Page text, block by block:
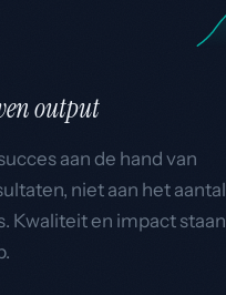
output
aan de hand van
niet aan het aantal
Kwaliteit en impact staan